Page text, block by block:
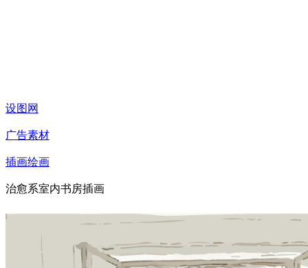
设图网
广告素材
插画绘画
治愈系室内书房插画